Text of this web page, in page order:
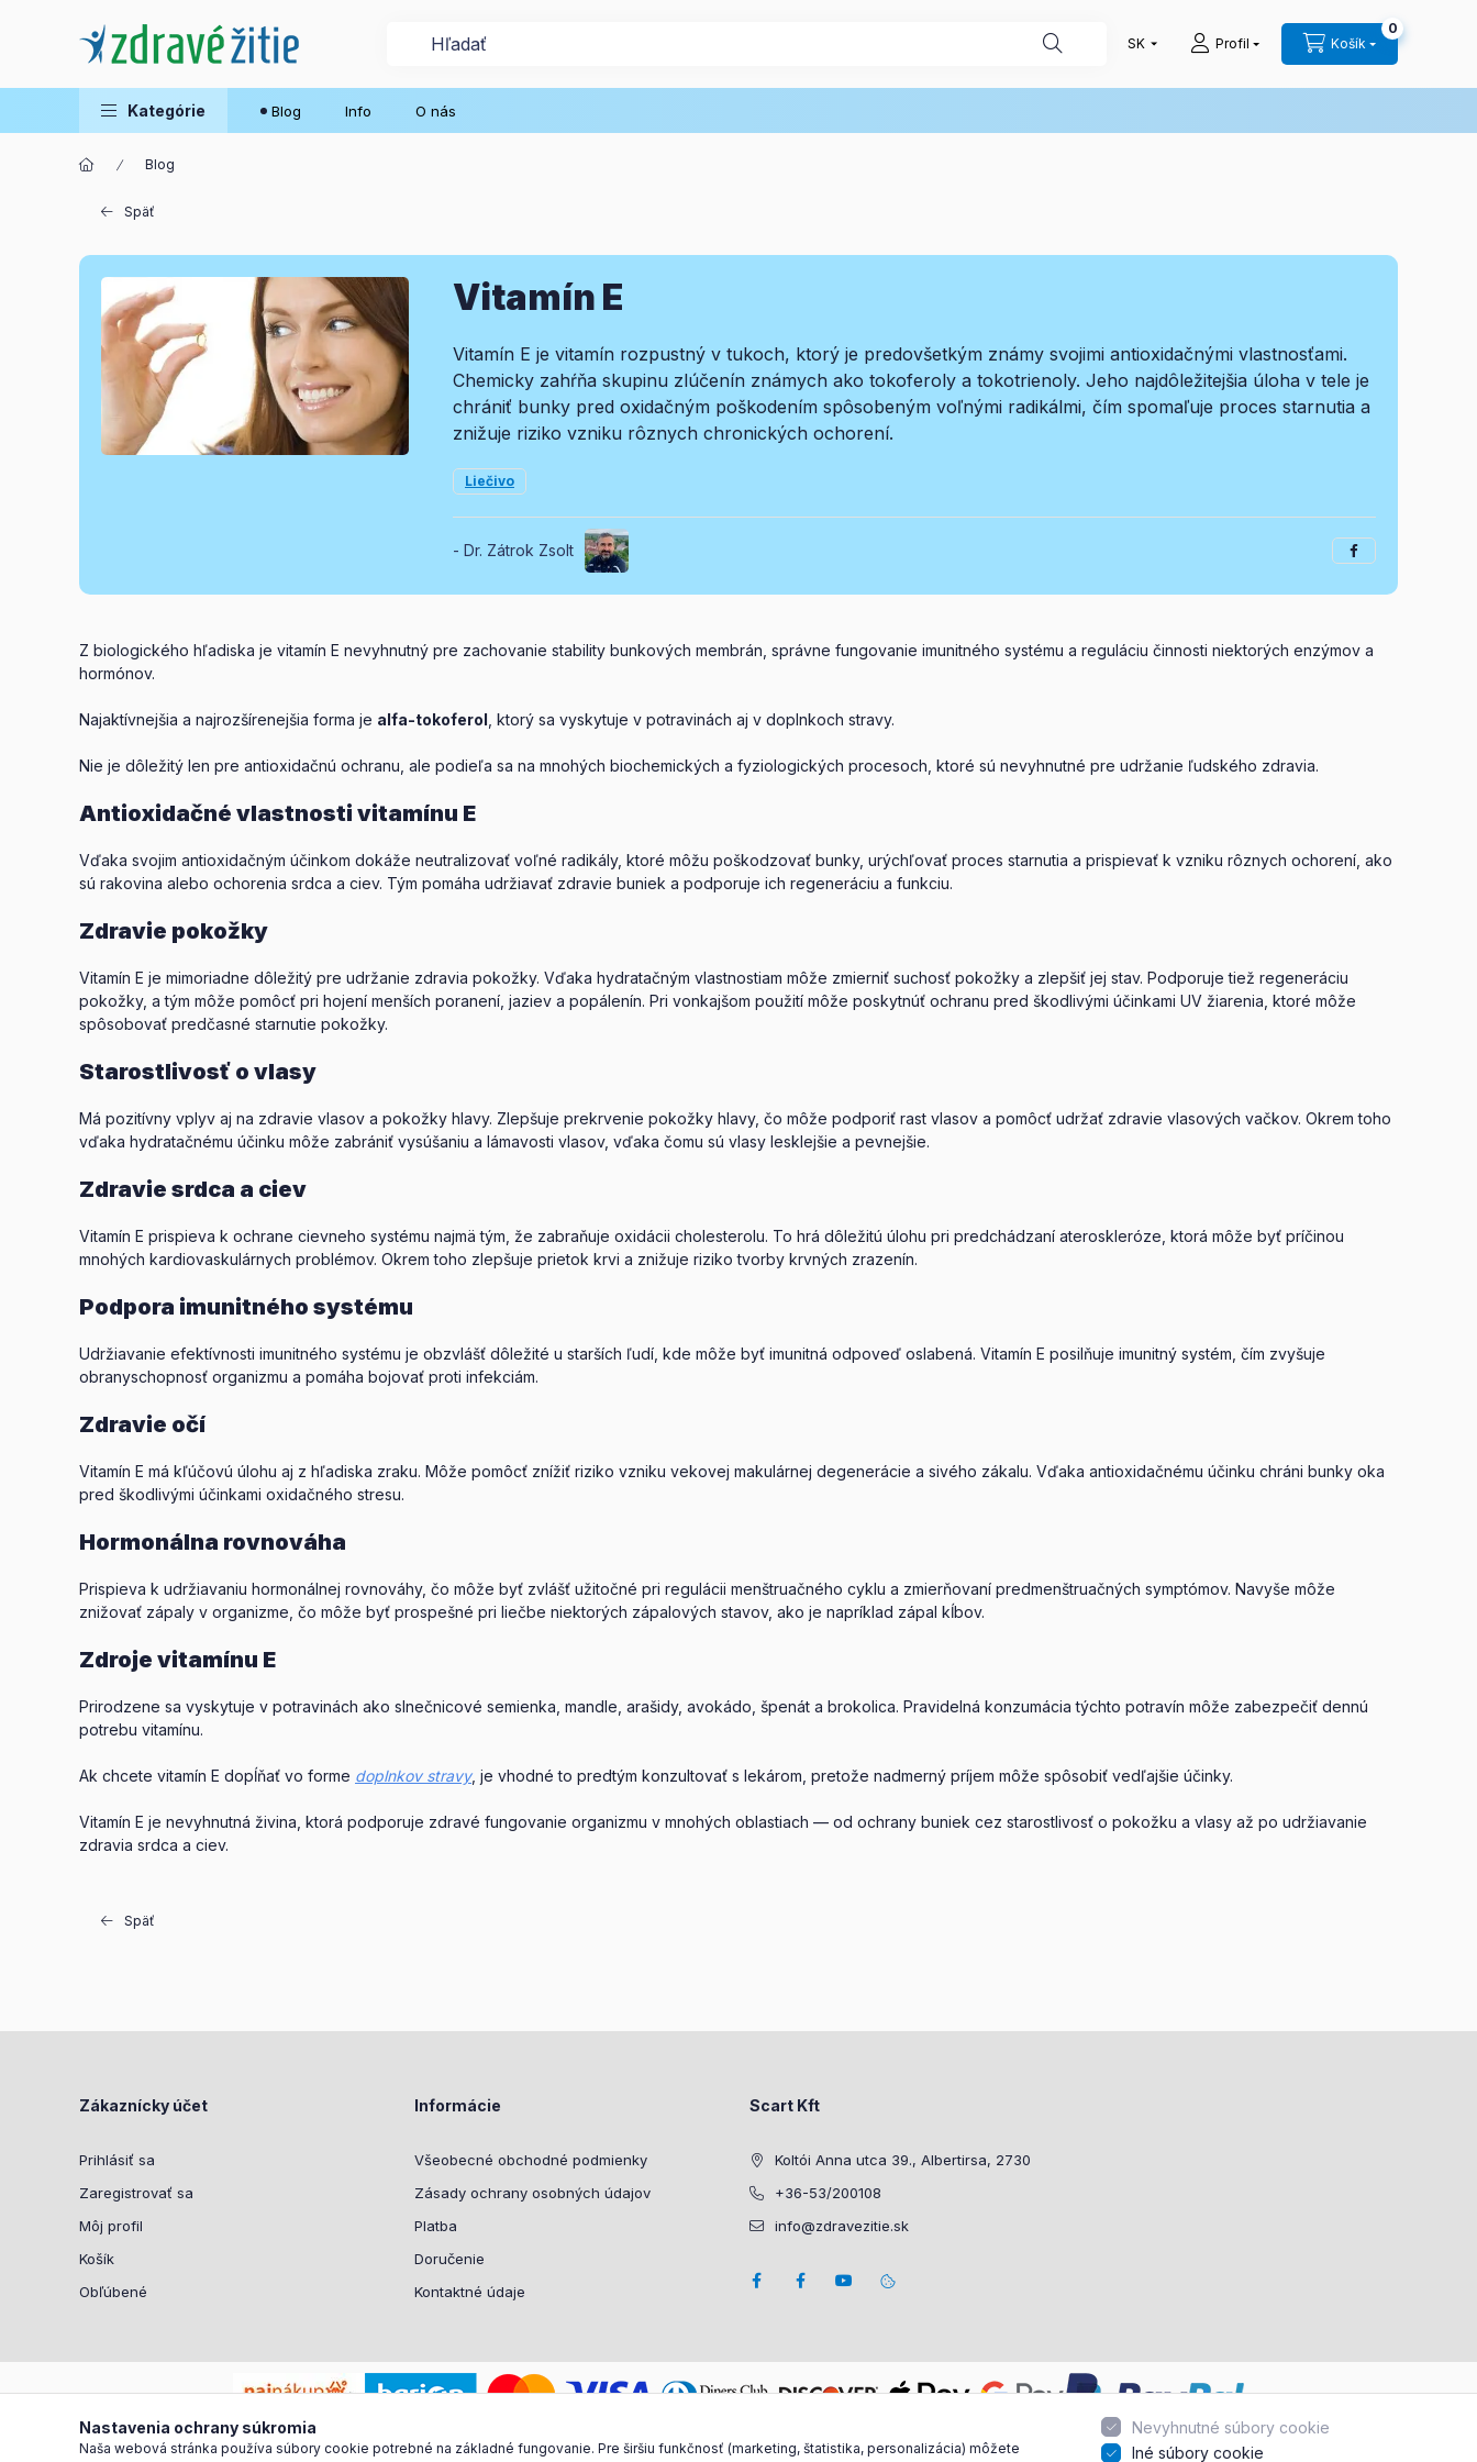
Profil Košík
0
Kategórie Blog Info O nás
Blog
Späť
Vitamín E
Vitamín E je vitamín rozpustný v tukoch, ktorý je predovšetkým známy svojimi antioxidačnými vlastnosťami.
Chemicky zahŕňa skupinu zlúčenín známych ako tokoferoly a tokotrienoly. Jeho najdôležitejšia úloha v tele je
chrániť bunky pred oxidačným poškodením spôsobeným voľnými radikálmi, čím spomaľuje proces starnutia a
znižuje riziko vzniku rôznych chronických ochorení.
Liečivo
Dr. Zátrok Zsolt
Z biologického hľadiska je vitamín E nevyhnutný pre zachovanie stability bunkových membrán, správne fungovanie imunitného systému a reguláciu činnosti niektorých enzýmov a
hormónov.
Najaktívnejšia a najrozšírenejšia forma je alfa-tokoferol , ktorý sa vyskytuje v potravinách aj v doplnkoch stravy.
Nie je dôležitý len pre antioxidačnú ochranu, ale podieľa sa na mnohých biochemických a fyziologických procesoch, ktoré sú nevyhnutné pre udržanie ľudského zdravia.
Antioxidačné vlastnosti vitamínu E
Vďaka svojim antioxidačným účinkom dokáže neutralizovať voľné radikály, ktoré môžu poškodzovať bunky, urýchľovať proces starnutia a prispievať k vzniku rôznych ochorení, ako
sú rakovina alebo ochorenia srdca a ciev. Tým pomáha udržiavať zdravie buniek a podporuje ich regeneráciu a funkciu.
Zdravie pokožky
Vitamín E je mimoriadne dôležitý pre udržanie zdravia pokožky. Vďaka hydratačným vlastnostiam môže zmierniť suchosť pokožky a zlepšiť jej stav. Podporuje tiež regeneráciu
pokožky, a tým môže pomôcť pri hojení menších poranení, jaziev a popálenín. Pri vonkajšom použití môže poskytnúť ochranu pred škodlivými účinkami UV žiarenia, ktoré môže
spôsobovať predčasné starnutie pokožky.
Starostlivosť o vlasy
Má pozitívny vplyv aj na zdravie vlasov a pokožky hlavy. Zlepšuje prekrvenie pokožky hlavy, čo môže podporiť rast vlasov a pomôcť udržať zdravie vlasových vačkov. Okrem toho
vďaka hydratačnému účinku môže zabrániť vysúšaniu a lámavosti vlasov, vďaka čomu sú vlasy lesklejšie a pevnejšie.
Zdravie srdca a ciev
Vitamín E prispieva k ochrane cievneho systému najmä tým, že zabraňuje oxidácii cholesterolu. To hrá dôležitú úlohu pri predchádzaní ateroskleróze, ktorá môže byť príčinou
mnohých kardiovaskulárnych problémov. Okrem toho zlepšuje prietok krvi a znižuje riziko tvorby krvných zrazenín.
Podpora imunitného systému
Udržiavanie efektívnosti imunitného systému je obzvlášť dôležité u starších ľudí, kde môže byť imunitná odpoveď oslabená. Vitamín E posilňuje imunitný systém, čím zvyšuje
obranyschopnosť organizmu a pomáha bojovať proti infekciám.
Zdravie očí
Vitamín E má kľúčovú úlohu aj z hľadiska zraku. Môže pomôcť znížiť riziko vzniku vekovej makulárnej degenerácie a sivého zákalu. Vďaka antioxidačnému účinku chráni bunky oka
pred škodlivými účinkami oxidačného stresu.
Hormonálna rovnováha
Prispieva k udržiavaniu hormonálnej rovnováhy, čo môže byť zvlášť užitočné pri regulácii menštruačného cyklu a zmierňovaní predmenštruačných symptómov. Navyše môže
znižovať zápaly v organizme, čo môže byť prospešné pri liečbe niektorých zápalových stavov, ako je napríklad zápal kĺbov.
Zdroje vitamínu E
Prirodzene sa vyskytuje v potravinách ako slnečnicové semienka, mandle, arašidy, avokádo, špenát a brokolica. Pravidelná konzumácia týchto potravín môže zabezpečiť dennú
potrebu vitamínu.
Ak chcete vitamín E dopĺňať vo forme doplnkov stravy, je vhodné to predtým konzultovať s lekárom, pretože nadmerný príjem môže spôsobiť vedľajšie účinky.
Vitamín E je nevyhnutná živina, ktorá podporuje zdravé fungovanie organizmu v mnohých oblastiach — od ochrany buniek cez starostlivosť o pokožku a vlasy až po udržiavanie
zdravia srdca a ciev.
Späť
Zákaznícky účet
Prihlásiť sa
Zaregistrovať sa
Môj profil
Košík
Obľúbené
Informácie
Všeobecné obchodné podmienky
Zásady ochrany osobných údajov
Platba
Doručenie
Kontaktné údaje
Scart Kft
Koltói Anna utca 39., Albertirsa, 2730
+36-53/200108
info@zdravezitie.sk
Nastavenia ochrany súkromia
Naša webová stránka používa súbory cookie potrebné na základné fungovanie. Pre širšiu funkčnosť (marketing, štatistika, personalizácia) môžete
Nevyhnutné súbory cookie
Iné súbory cookie